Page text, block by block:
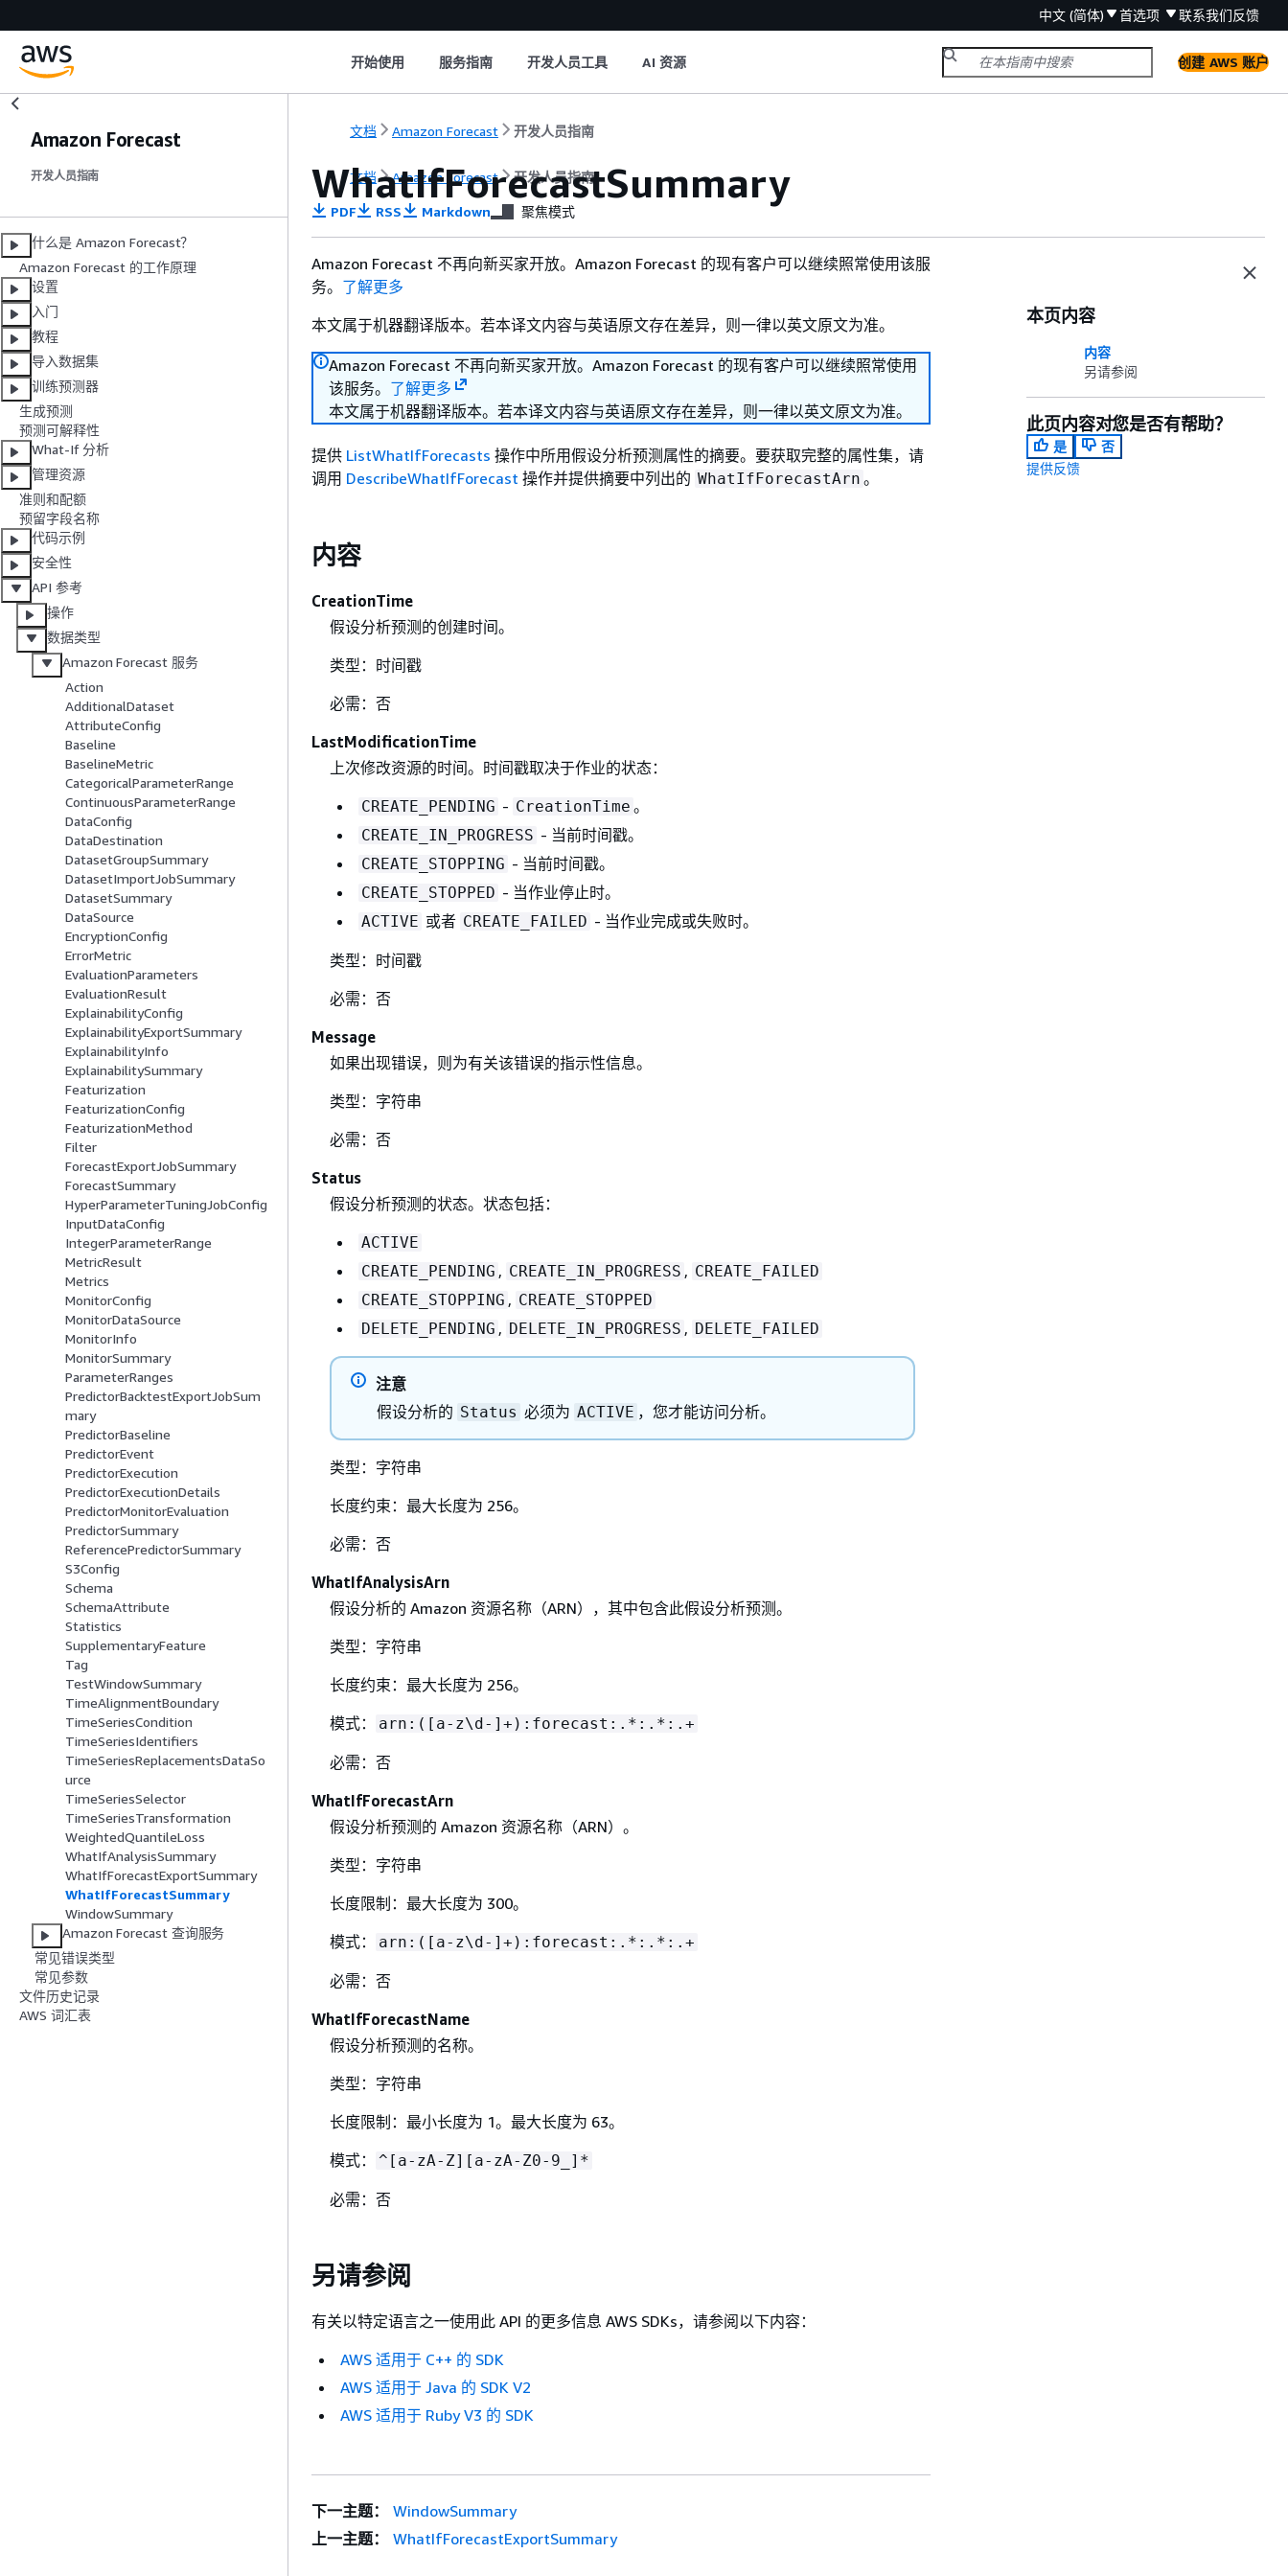
中文 (简体) 首选项 联系我们反馈
开始使用 服务指南 开发人员工具 AI 资源 创建 AWS 账户
Amazon Forecast
开发人员指南
什么是 Amazon Forecast？
Amazon Forecast 的工作原理
设置
入门
教程
导入数据集
训练预测器
生成预测
预测可解释性
What-If 分析
管理资源
准则和配额
预留字段名称
代码示例
安全性
API 参考
操作
数据类型
Amazon Forecast 服务
Action
AdditionalDataset
AttributeConfig
Baseline
BaselineMetric
CategoricalParameterRange
ContinuousParameterRange
DataConfig
DataDestination
DatasetGroupSummary
DatasetImportJobSummary
DatasetSummary
DataSource
EncryptionConfig
ErrorMetric
EvaluationParameters
EvaluationResult
ExplainabilityConfig
ExplainabilityExportSummary
ExplainabilityInfo
ExplainabilitySummary
Featurization
FeaturizationConfig
FeaturizationMethod
Filter
ForecastExportJobSummary
ForecastSummary
HyperParameterTuningJobConfig
InputDataConfig
IntegerParameterRange
MetricResult
Metrics
MonitorConfig
MonitorDataSource
MonitorInfo
MonitorSummary
ParameterRanges
PredictorBacktestExportJobSum
mary
PredictorBaseline
PredictorEvent
PredictorExecution
PredictorExecutionDetails
PredictorMonitorEvaluation
PredictorSummary
ReferencePredictorSummary
S3Config
Schema
SchemaAttribute
Statistics
SupplementaryFeature
Tag
TestWindowSummary
TimeAlignmentBoundary
TimeSeriesCondition
TimeSeriesIdentifiers
TimeSeriesReplacementsDataSo
urce
TimeSeriesSelector
TimeSeriesTransformation
WeightedQuantileLoss
WhatIfAnalysisSummary
WhatIfForecastExportSummary
WhatIfForecastSummary
WindowSummary
Amazon Forecast 查询服务
常见错误类型
常见参数
文件历史记录
AWS 词汇表
文档 Amazon Forecast 开发人员指南
文档 Amazon Forecast 开发人员指南
WhatIfForecastSummary
PDF RSS Markdown 聚焦模式
Amazon Forecast 不再向新买家开放。Amazon Forecast 的现有客户可以继续照常使用该服
务。 了解更多
本文属于机器翻译版本。若本译文内容与英语原文存在差异，则一律以英文原文为准。
Amazon Forecast 不再向新买家开放。Amazon Forecast 的现有客户可以继续照常使用
该服务。 了解更多
本文属于机器翻译版本。若本译文内容与英语原文存在差异，则一律以英文原文为准。
提供 ListWhatIfForecasts 操作中所用假设分析预测属性的摘要。要获取完整的属性集，请
调用 DescribeWhatIfForecast 操作并提供摘要中列出的 WhatIfForecastArn 。
内容
CreationTime
假设分析预测的创建时间。
类型：时间戳
必需：否
LastModificationTime
上次修改资源的时间。时间戳取决于作业的状态：
CREATE_PENDING - CreationTime 。
CREATE_IN_PROGRESS - 当前时间戳。
CREATE_STOPPING - 当前时间戳。
CREATE_STOPPED - 当作业停止时。
ACTIVE 或者 CREATE_FAILED - 当作业完成或失败时。
类型：时间戳
必需：否
Message
如果出现错误，则为有关该错误的指示性信息。
类型：字符串
必需：否
Status
假设分析预测的状态。状态包括：
ACTIVE
CREATE_PENDING , CREATE_IN_PROGRESS , CREATE_FAILED
CREATE_STOPPING , CREATE_STOPPED
DELETE_PENDING , DELETE_IN_PROGRESS , DELETE_FAILED
注意
假设分析的 Status 必须为 ACTIVE ，您才能访问分析。
类型：字符串
长度约束：最大长度为 256。
必需：否
WhatIfAnalysisArn
假设分析的 Amazon 资源名称（ARN），其中包含此假设分析预测。
类型：字符串
长度约束：最大长度为 256。
模式：
arn:([a-z\d-]+):forecast:.*:.*:.+
必需：否
WhatIfForecastArn
假设分析预测的 Amazon 资源名称（ARN）。
类型：字符串
长度限制：最大长度为 300。
模式：
arn:([a-z\d-]+):forecast:.*:.*:.+
必需：否
WhatIfForecastName
假设分析预测的名称。
类型：字符串
长度限制：最小长度为 1。最大长度为 63。
模式：
^[a-zA-Z][a-zA-Z0-9_]*
必需：否
另请参阅
有关以特定语言之一使用此 API 的更多信息 AWS SDKs，请参阅以下内容：
AWS 适用于 C++ 的 SDK
AWS 适用于 Java 的 SDK V2
AWS 适用于 Ruby V3 的 SDK
本页内容
内容
另请参阅
此页内容对您是否有帮助？
是
否
提供反馈
下一主题：
WindowSummary
上一主题：
WhatIfForecastExportSummary